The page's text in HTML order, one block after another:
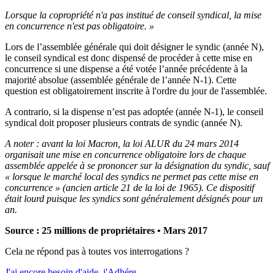
Lorsque la copropriété n'a pas institué de conseil syndical, la mise
en concurrence n'est pas obligatoire. »
Lors de l’assemblée générale qui doit désigner le syndic (année N),
le conseil syndical est donc dispensé de procéder à cette mise en
concurrence si une dispense a été votée l’année précédente à la
majorité absolue (assemblée générale de l’année N-1). Cette
question est obligatoirement inscrite à l'ordre du jour de l'assemblée.
A contrario, si la dispense n’est pas adoptée (année N-1), le conseil
syndical doit proposer plusieurs contrats de syndic (année N).
A noter : avant la loi Macron, la loi ALUR du 24 mars 2014
organisait une mise en concurrence obligatoire lors de chaque
assemblée appelée à se prononcer sur la désignation du syndic, sauf
« lorsque le marché local des syndics ne permet pas cette mise en
concurrence » (ancien article 21 de la loi de 1965). Ce dispositif
était lourd puisque les syndics sont généralement désignés pour un
an.
Source : 25 millions de propriétaires • Mars 2017
Cela ne répond pas à toutes vos interrogations ?